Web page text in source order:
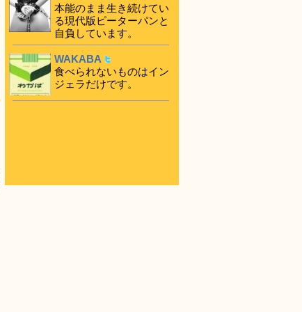
本能のまま生き続けてい
る現代版ピーターパンと
自負しています。
WAKABA
食べられないものはイン
ジェラだけです。